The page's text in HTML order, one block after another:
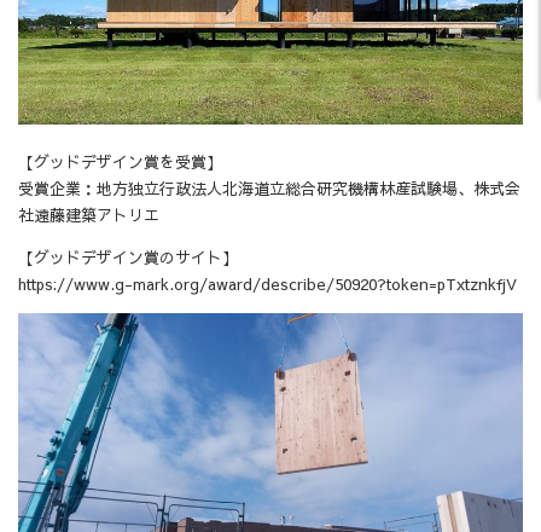
【グッドデザイン賞を受賞】
受賞企業：地方独立行政法人北海道立総合研究機構林産試験場、株式会
社遠藤建築アトリエ
【グッドデザイン賞のサイト】
https://www.g-mark.org/award/describe/50920?token=pTxtznkfjV